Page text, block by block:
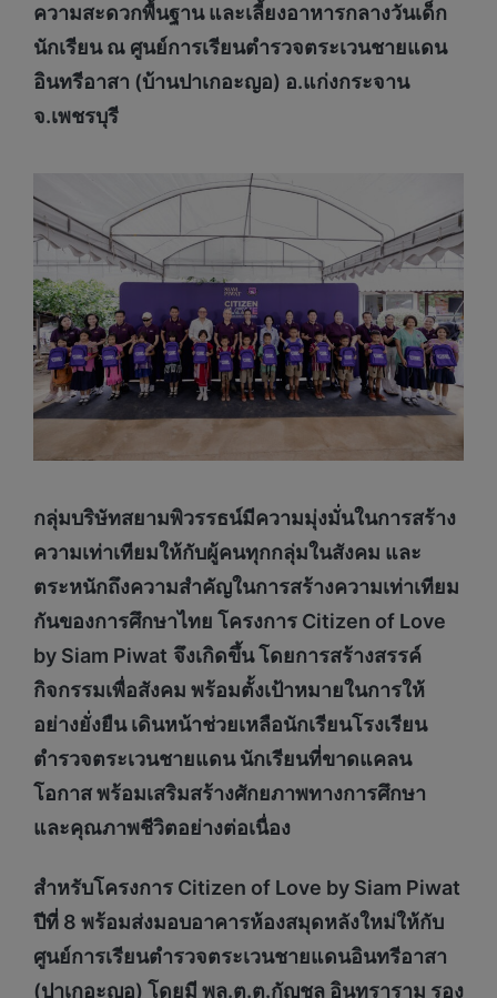
ความสะดวกพื้นฐาน และเลี้ยงอาหารกลางวันเด็ก
นักเรียน ณ ศูนย์การเรียนตำรวจตระเวนชายแดน
อินทรีอาสา (บ้านปาเกอะญอ) อ.แก่งกระจาน
จ.เพชรบุรี
กลุ่มบริษัทสยามพิวรรธน์มีความมุ่งมั่นในการสร้าง
ความเท่าเทียมให้กับผู้คนทุกกลุ่มในสังคม และ
ตระหนักถึงความสำคัญในการสร้างความเท่าเทียม
กันของการศึกษาไทย โครงการ Citizen of Love
by Siam Piwat จึงเกิดขึ้น โดยการสร้างสรรค์
กิจกรรมเพื่อสังคม พร้อมตั้งเป้าหมายในการให้
อย่างยั่งยืน เดินหน้าช่วยเหลือนักเรียนโรงเรียน
ตำรวจตระเวนชายแดน นักเรียนที่ขาดแคลน
โอกาส พร้อมเสริมสร้างศักยภาพทางการศึกษา
และคุณภาพชีวิตอย่างต่อเนื่อง
สำหรับโครงการ Citizen of Love by Siam Piwat
ปีที่ 8 พร้อมส่งมอบอาคารห้องสมุดหลังใหม่ให้กับ
ศูนย์การเรียนตำรวจตระเวนชายแดนอินทรีอาสา
(ปาเกอะญอ) โดยมี พล.ต.ต.กัญชล อินทราราม รอง